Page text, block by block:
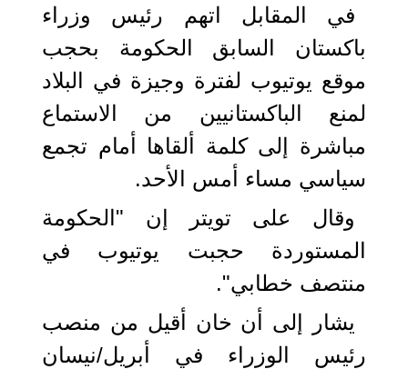
في المقابل اتهم رئيس وزراء
باكستان السابق الحكومة بحجب
موقع يوتيوب لفترة وجيزة في البلاد
لمنع الباكستانيين من الاستماع
مباشرة إلى كلمة ألقاها أمام تجمع
سياسي مساء أمس الأحد.
وقال على تويتر إن "الحكومة
المستوردة حجبت يوتيوب في
منتصف خطابي".
يشار إلى أن خان أقيل من منصب
رئيس الوزراء في أبريل/نيسان